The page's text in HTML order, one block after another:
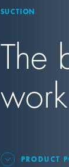
SUCTION
The
PRODUCT